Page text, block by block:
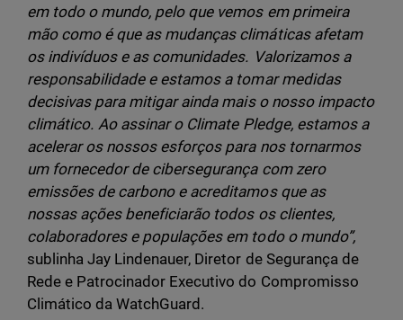
em todo o mundo, pelo que vemos em primeira
mão como é que as mudanças climáticas afetam
os indivíduos e as comunidades. Valorizamos a
responsabilidade e estamos a tomar medidas
decisivas para mitigar ainda mais o nosso impacto
climático. Ao assinar o Climate Pledge, estamos a
acelerar os nossos esforços para nos tornarmos
um fornecedor de cibersegurança com zero
emissões de carbono e acreditamos que as
nossas ações beneficiarão todos os clientes,
colaboradores e populações em todo o mundo”,
sublinha Jay Lindenauer, Diretor de Segurança de
Rede e Patrocinador Executivo do Compromisso
Climático da WatchGuard.